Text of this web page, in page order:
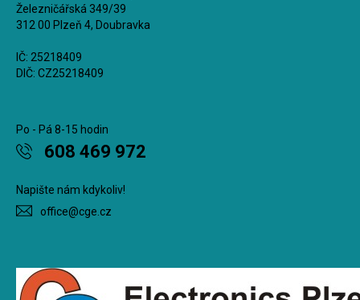
Železničářská 349/39
312 00 Plzeň 4, Doubravka
IČ: 25218409
DIČ: CZ25218409
Po - Pá 8-15 hodin
608 469 972
Napište nám kdykoliv!
office@cge.cz